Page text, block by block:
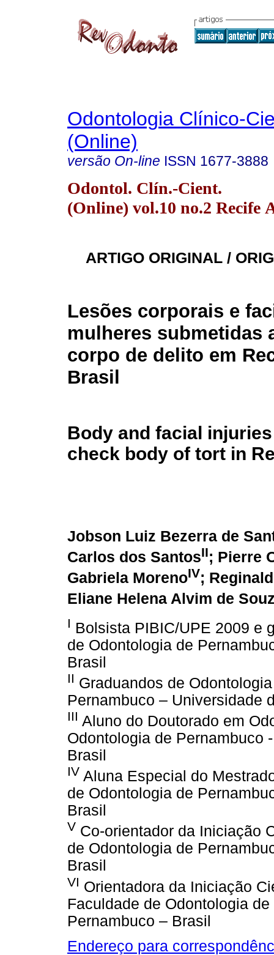
Odontologia Clínico-
(Online)
versão On-line ISSN 1677-3888
Odontol. Clín.-Cient.
(Online) vol.10 no.2 Recife
ARTIGO ORIGINAL /
Lesões corporais e
mulheres submetidas
corpo de delito em
Brasil
Body and facial
check body of tort in
Jobson Luiz Bezerra de
Carlos dos SantosII; Pierre
Gabriela MorenoIV;
Eliane Helena Alvim de
I Bolsista PIBIC/UPE 2009 e
de Odontologia de
Brasil
II Graduandos de
Pernambuco – Universidade
III Aluno do Doutorado em
Odontologia de Pernambuco
Brasil
IV Aluna Especial do
de Odontologia de
Brasil
V Co-orientador da Iniciação
de Odontologia de
Brasil
VI Orientadora da Iniciação
Faculdade de Odontologia
Pernambuco – Brasil
Endereço para